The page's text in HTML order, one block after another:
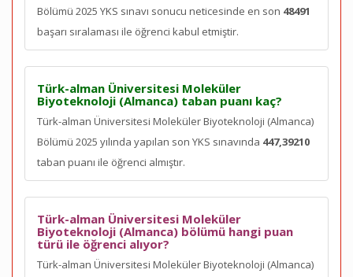
Bölümü 2025 YKS sınavı sonucu neticesinde en son 48491
başarı sıralaması ile öğrenci kabul etmiştir.
Türk-alman Üniversitesi Moleküler
Biyoteknoloji (Almanca) taban puanı kaç?
Türk-alman Üniversitesi Moleküler Biyoteknoloji (Almanca)
Bölümü 2025 yılında yapılan son YKS sınavında 447,39210
taban puanı ile öğrenci almıştır.
Türk-alman Üniversitesi Moleküler
Biyoteknoloji (Almanca) bölümü hangi puan
türü ile öğrenci alıyor?
Türk-alman Üniversitesi Moleküler Biyoteknoloji (Almanca)